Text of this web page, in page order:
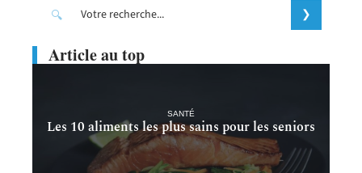
Article au top
SANTÉ
Les 10 aliments les plus sains pour les seniors